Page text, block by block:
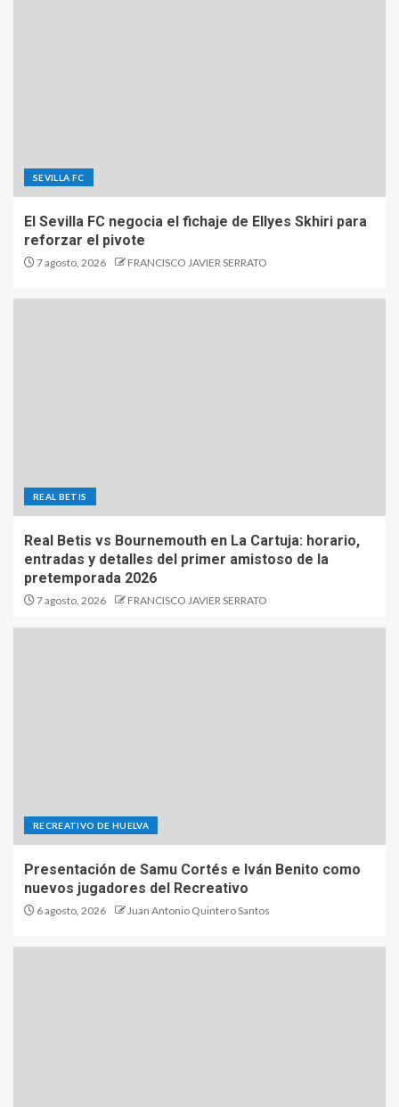
SEVILLA FC
El Sevilla FC negocia el fichaje de Ellyes Skhiri para
reforzar el pivote
7 agosto, 2026 FRANCISCO JAVIER SERRATO
REAL BETIS
Real Betis vs Bournemouth en La Cartuja: horario,
entradas y detalles del primer amistoso de la
pretemporada 2026
7 agosto, 2026 FRANCISCO JAVIER SERRATO
RECREATIVO DE HUELVA
Presentación de Samu Cortés e Iván Benito como
nuevos jugadores del Recreativo
6 agosto, 2026 Juan Antonio Quintero Santos